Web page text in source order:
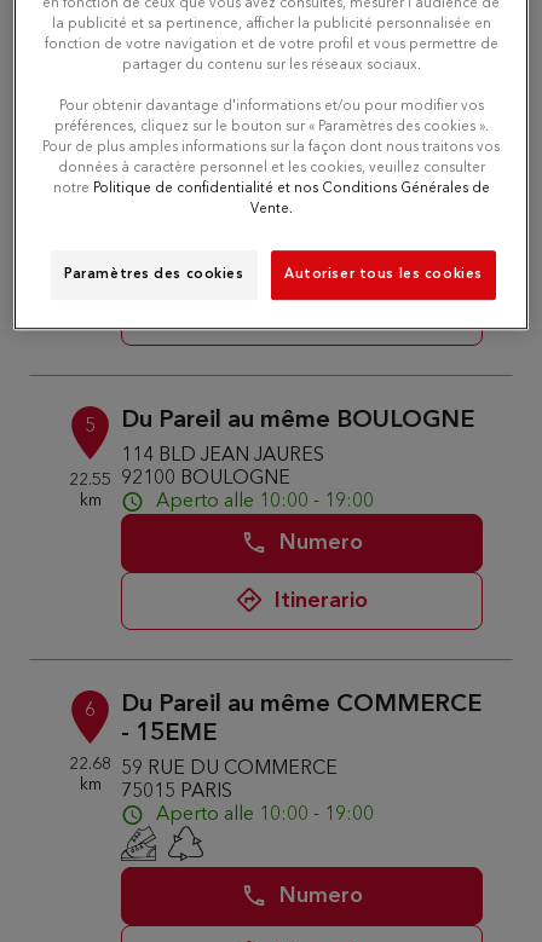
4
21.58
km
Du Pareil au même ST MAUR
DES FOSSES
11 RUE ST HILAIRE
94210 LA VARENNE ST HILAIRE
Aperto alle 10:00 - 13:30 e 14:30 -
19:00
Numero
5
22.55
km
Du Pareil au même BOULOGNE
114 BLD JEAN JAURES
92100 BOULOGNE
Aperto alle 10:00 - 19:00
Numero
Itinerario
6
22.68
km
Du Pareil au même COMMERCE
- 15EME
59 RUE DU COMMERCE
75015 PARIS
Aperto alle 10:00 - 19:00
Numero
en fonction de ceux que vous avez consultés, mesurer l'audience de
la publicité et sa pertinence, afficher la publicité personnalisée en
fonction de votre navigation et de votre profil et vous permettre de
partager du contenu sur les réseaux sociaux.
Pour obtenir davantage d'informations et/ou pour modifier vos
préférences, cliquez sur le bouton sur « Paramètres des cookies ».
Pour de plus amples informations sur la façon dont nous traitons vos
données à caractère personnel et les cookies, veuillez consulter
notre Politique de confidentialité et nos Conditions Générales de
Vente.
Paramètres des cookies Autoriser tous les cookies